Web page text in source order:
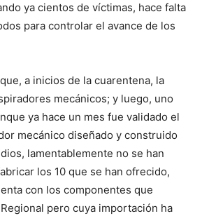
ya cientos de víctimas, hace falta
para controlar el avance de los
a inicios de la cuarentena, la
mecánicos; y luego, uno
ya hace un mes fue validado el
mecánico diseñado y construido
lamentablemente no se han
los 10 que se han ofrecido,
con los componentes que
pero cuya importación ha